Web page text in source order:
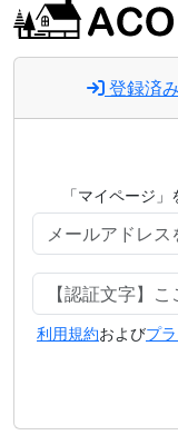
登録済
「マイページ
利用規約およびプ